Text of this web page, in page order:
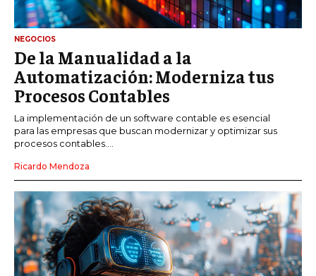
NEGOCIOS
De la Manualidad a la
Automatización: Moderniza tus
Procesos Contables
La implementación de un software contable es esencial
para las empresas que buscan modernizar y optimizar sus
procesos contables....
Ricardo Mendoza